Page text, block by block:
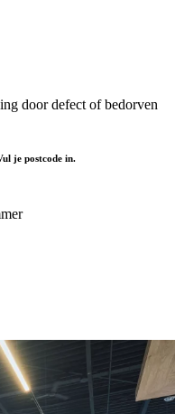
door defect of bedorven
je postcode in.